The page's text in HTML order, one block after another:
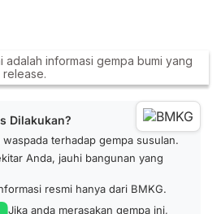
adalah informasi gempa bumi yang